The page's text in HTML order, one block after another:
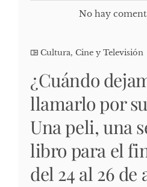
No hay
Cultura, Cine y Televisión
¿Cuándo
llamarlo por
Una peli, una
libro para el
del 24 al 26 de